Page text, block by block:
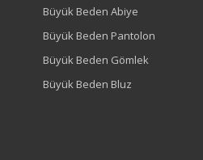
Büyük Beden Abiye
Büyük Beden Pantolon
Büyük Beden Gömlek
Büyük Beden Bluz